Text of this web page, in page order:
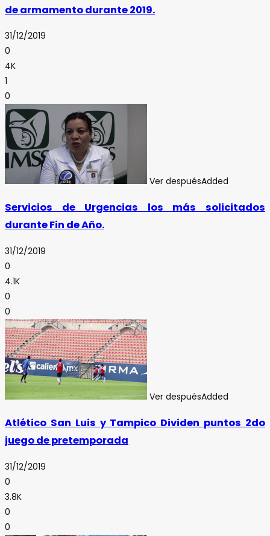
de armamento durante 2019.
31/12/2019
0
4K
1
0
Ver despuésAdded
Servicios de Urgencias los más solicitados
durante Fin de Año.
31/12/2019
0
4.1K
0
0
Ver despuésAdded
Atlético San Luis y Tampico Dividen puntos 2do
juego de pretemporada
31/12/2019
0
3.8K
0
0